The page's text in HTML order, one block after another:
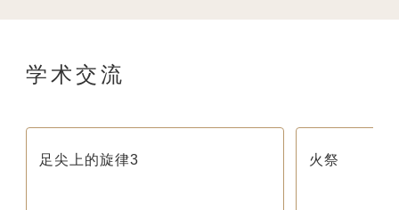
学术交流
足尖上的旋律3 火祭